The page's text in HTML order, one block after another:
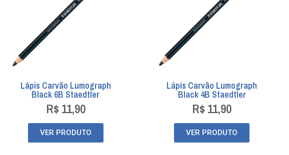
Lápis Carvão Lumograph
Black 6B Staedtler
R$ 11,90
VER PRODUTO
Lápis Carvão Lumograph
Black 4B Staedtler
R$ 11,90
VER PRODUTO